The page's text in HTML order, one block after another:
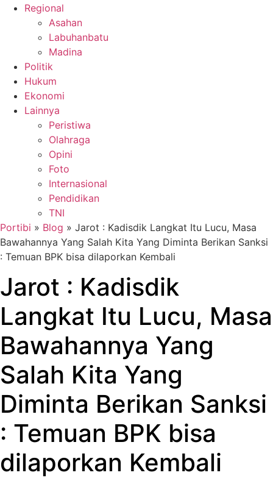
Regional
Asahan
Labuhanbatu
Madina
Politik
Hukum
Ekonomi
Lainnya
Peristiwa
Olahraga
Opini
Foto
Internasional
Pendidikan
TNI
Portibi » Blog » Jarot : Kadisdik Langkat Itu Lucu, Masa
Bawahannya Yang Salah Kita Yang Diminta Berikan Sanksi
: Temuan BPK bisa dilaporkan Kembali
Jarot : Kadisdik
Langkat Itu Lucu, Masa
Bawahannya Yang
Salah Kita Yang
Diminta Berikan Sanksi
: Temuan BPK bisa
dilaporkan Kembali